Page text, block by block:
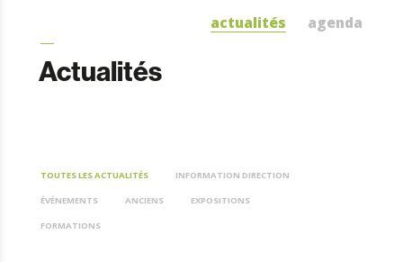
Actualités
actualités agenda
TOUTES LES ACTUALITÉS INFORMATION DIRECTION
ÉVÉNEMENTS ANCIENS EXPOSITIONS
FORMATIONS